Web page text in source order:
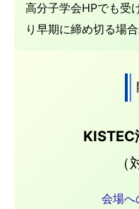
高分子学会HPでも受
り早期に締め切る場合
KISTEC
（
会場へ